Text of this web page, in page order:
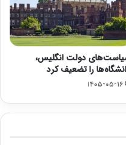
دولت انگلیس،
را تضعیف کرد
۱۴۰۵-۰۵-۱۶